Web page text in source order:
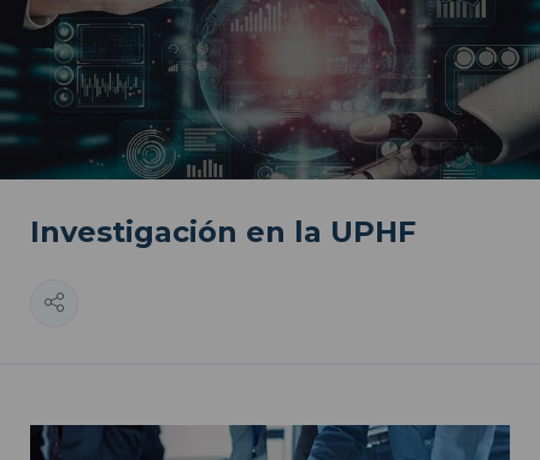
Investigación en la UPHF